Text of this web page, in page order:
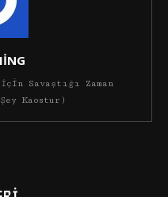
Savaştığı Zaman
Kaostur)